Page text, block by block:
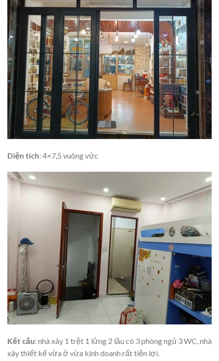
Diện tích: 4×7,5 vuông vức
Kết cấu: nhà xây 1 trệt 1 lửng 2 lầu có 3 phòng ngủ 3 WC, nhà
xây thiết kế vừa ở vừa kinh doanh rất tiện lợi.